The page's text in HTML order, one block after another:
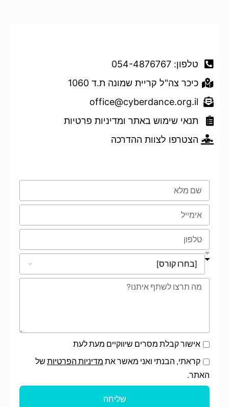
טלפון: 054-4876767
כיכר צה"ל קריית שמונה ת.ד 1060
office@cyberdance.org.il
תנאי שימוש באתר ומדיניות פרטיות
הצטרפו לצוות ההדרכה
אישור קבלת מסרים שיווקיים מעת לעת
קראתי, הבנתי ואני מאשר את מדיניות הפרטיות של
האתר.
שליחה